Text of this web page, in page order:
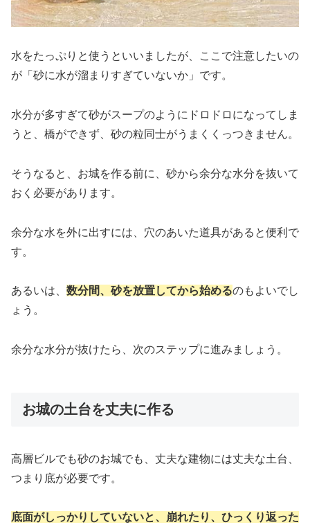
水をたっぷりと使うといいましたが、ここで注意したいの
が「砂に水が溜まりすぎていないか」です。
水分が多すぎて砂がスープのようにドロドロになってしま
うと、橋ができず、砂の粒同士がうまくくっつきません。
そうなると、お城を作る前に、砂から余分な水分を抜いて
おく必要があります。
余分な水を外に出すには、穴のあいた道具があると便利で
す。
あるいは、 数分間、砂を放置してから始めるのもよいでし
ょう。
余分な水分が抜けたら、次のステップに進みましょう。
お城の土台を丈夫に作る
高層ビルでも砂のお城でも、丈夫な建物には丈夫な土台、
つまり底が必要です。
底面がしっかりしていないと、崩れたり、ひっくり返った